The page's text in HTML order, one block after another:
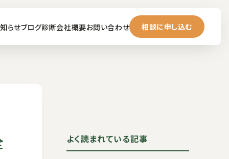
らせブログ診断会社概要お問い合わせ 相談に申し込む
よく読まれている記事